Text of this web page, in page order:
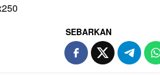
SEBARKAN